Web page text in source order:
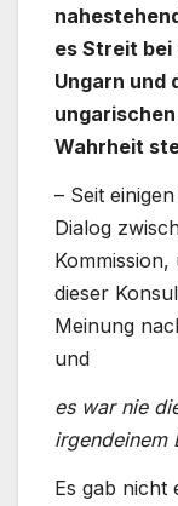
es Streit bei
Ungarn und
Wahrheit
– Seit
Dialog
dieser
Meinung
und
es war nie
irgendeinem
Es gab nicht